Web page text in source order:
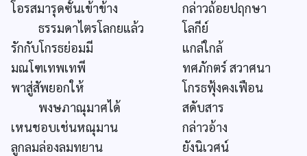
โอรสมารุดซั้นเข้าข้าง
กล่าวถ้อยปฤกษา
ธรรมดาไตรโลกยแล้ว
โลกีย์
รักกับโกรธย่อมมี
แกล่ใกล้
มณโฑเทพเทพี
ทศภักตร์ สวาศนา
พาสู่สัพยอกให้
โกรธฟุ้งคงเฟือน
พงษภาณุมาศได้
สดับสาร
เหนชอบเช่นหณุมาน
กล่าวอ้าง
ลูกลมล่องลมทยาน
ยังนิเวศน์